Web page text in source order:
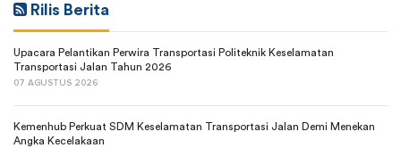
Rilis Berita
Upacara Pelantikan Perwira Transportasi Politeknik Keselamatan
Transportasi Jalan Tahun 2026
07 AGUSTUS 2026
Kemenhub Perkuat SDM Keselamatan Transportasi Jalan Demi Menekan
Angka Kecelakaan